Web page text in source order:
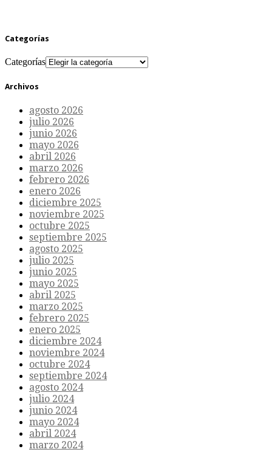
Categorías
Categorías
Archivos
agosto 2026
julio 2026
junio 2026
mayo 2026
abril 2026
marzo 2026
febrero 2026
enero 2026
diciembre 2025
noviembre 2025
octubre 2025
septiembre 2025
agosto 2025
julio 2025
junio 2025
mayo 2025
abril 2025
marzo 2025
febrero 2025
enero 2025
diciembre 2024
noviembre 2024
octubre 2024
septiembre 2024
agosto 2024
julio 2024
junio 2024
mayo 2024
abril 2024
marzo 2024